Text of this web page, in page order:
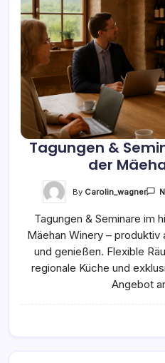
Tagungen &
der
By Carolin_wagner
Tagungen & Seminare im
Mäehan Winery –
und genießen. Flexible
regionale Küche und
Angebot